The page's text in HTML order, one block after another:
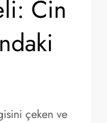
Cin
çeken ve